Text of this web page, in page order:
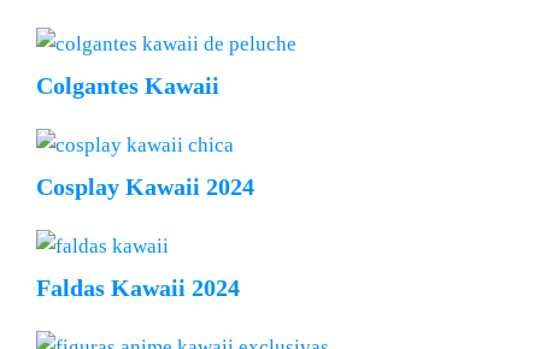
Colgantes Kawaii
Cosplay Kawaii 2024
Faldas Kawaii 2024